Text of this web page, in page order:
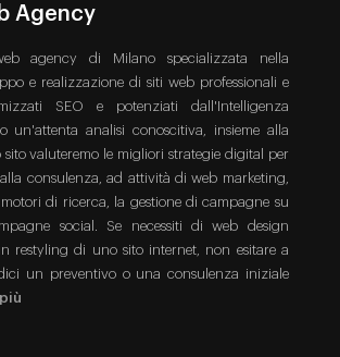
Agency
agency di Milano specializzata nella
e realizzazione di siti web professionali e
SEO e potenziati dall'Intelligenza
un'attenta analisi conoscitiva, insieme alla
sito valuteremo le migliori strategie digital per
consulenza, ad attività di web marketing,
di ricerca, la gestione di campagne su
social. Se necessiti di web design
restyling di uno sito internet, non esitare a
un preventivo o una consulenza iniziale